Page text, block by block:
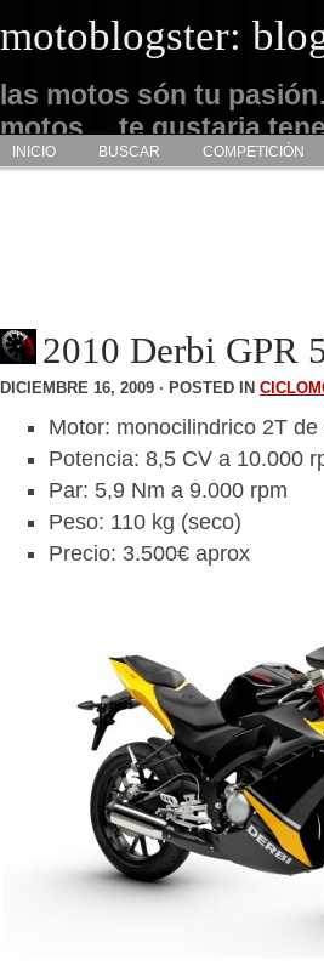
motoblogster:
las motos són tu
motos… te gustaria
admirarlas… este es tu
INICIO BUSCAR COMPETICIÓN
2010 Derbi GPR
DICIEMBRE 16, 2009 · POSTED IN
Motor: monocilindrico 2T de
Potencia: 8,5 CV a 10.000
Par: 5,9 Nm a 9.000 rpm
Peso: 110 kg (seco)
Precio: 3.500€ aprox